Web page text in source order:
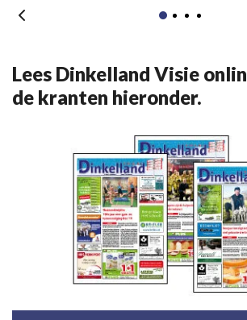
Lees Dinkelland Visie
de kranten hieronder.